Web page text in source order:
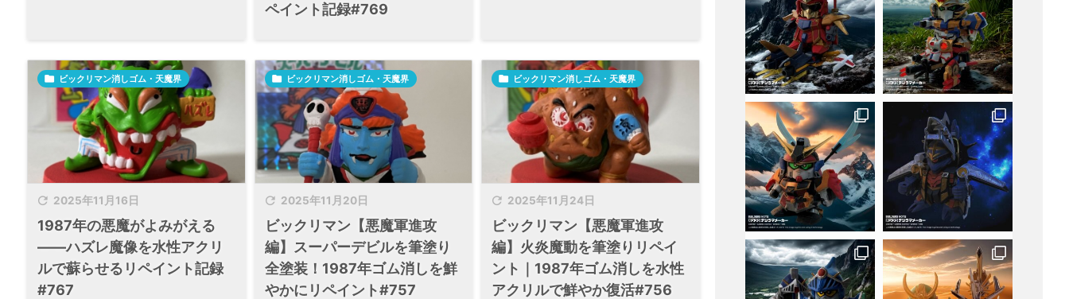
ペイント記録#769
 2025年11月16日
 ビックリマン消しゴム・天魔界
1987年の悪魔がよみがえる
——ハズレ魔像を水性アクリ
ルで蘇らせるリペイント記録
#767
 2025年11月20日
 ビックリマン消しゴム・天魔界
ビックリマン【悪魔軍進攻
編】スーパーデビルを筆塗り
全塗装！1987年ゴム消しを鮮
やかにリペイント#757
 2025年11月24日
 ビックリマン消しゴム・天魔界
ビックリマン【悪魔軍進攻
編】火炎魔動を筆塗りリペイ
ント｜1987年ゴム消しを水性
アクリルで鮮やか復活#756